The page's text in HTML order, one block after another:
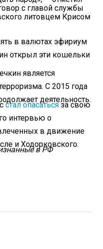
с главой службы
литовцем Крисом
в валютах эфириум
открыл эти кошельки
является
С 2015 года
деятельность.
стал опасатьсяза свою
интервью о
в движение
и Ходорковского.
в РФ